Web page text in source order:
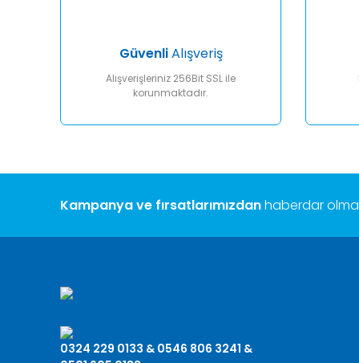
GüvenliAlışveriş
Alışverişleriniz 256Bit SSL ile
korunmaktadır.
Kampanya ve fırsatlarımızdanhaberdar
0324 229 0133 & 0546 806 3241 &